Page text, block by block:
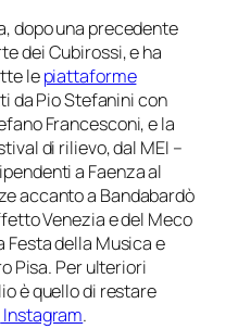
dopo una precedente
dei Cubirossi, e ha
lepiattaforme
da Pio Stefanini con
Francesconi, e la
di rilievo, dal MEI –
a Faenza al
accanto a Bandabardò
Veneziae del Meco
Festa della Musica e
Pisa. Per ulteriori
è quello di restare
Instagram.